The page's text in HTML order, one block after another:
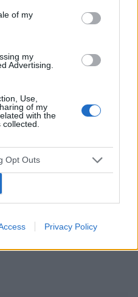
of my
my
Advertising.
Use,
of my
with the
Opt Outs
Privacy Policy